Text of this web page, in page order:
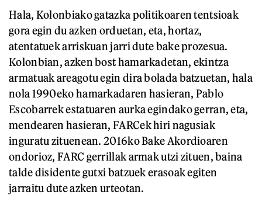
Hala, Kolonbiako gatazka politikoaren tentsioak
gora egin du azken orduetan, eta, hortaz,
atentatuek arriskuan jarri dute bake prozesua.
Kolonbian, azken bost hamarkadetan, ekintza
armatuak areagotu egin dira bolada batzuetan, hala
nola 1990eko hamarkadaren hasieran, Pablo
Escobarrek estatuaren aurka egindako gerran, eta,
mendearen hasieran, FARCek hiri nagusiak
inguratu zituenean. 2016ko Bake Akordioaren
ondorioz, FARC gerrillak armak utzi zituen, baina
talde disidente gutxi batzuek erasoak egiten
jarraitu dute azken urteotan.